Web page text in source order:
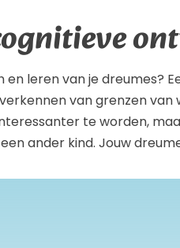
en leren van je dreumes?
van grenzen
te worden,
ander kind. Jouw